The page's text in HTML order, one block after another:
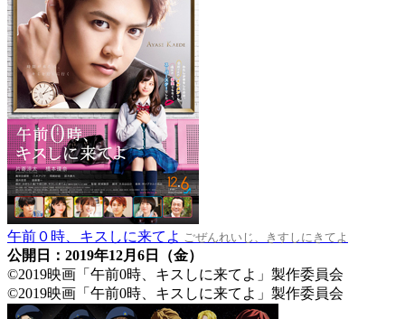
午前０時、キスしに来てよ ごぜんれいじ、きすしにきてよ
公開日：2019年12月6日（金）
©2019映画「午前0時、キスしに来てよ」製作委員会
©2019映画「午前0時、キスしに来てよ」製作委員会